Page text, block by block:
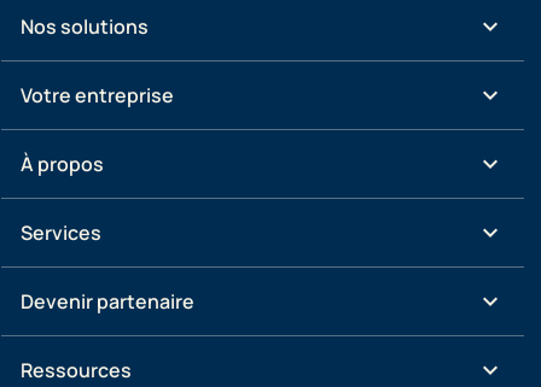
Nos solutions keyboard_arrow_down
Votre entreprise keyboard_arrow_down
À propos keyboard_arrow_down
Services keyboard_arrow_down
Devenir partenaire keyboard_arrow_down
Ressources keyboard_arrow_down